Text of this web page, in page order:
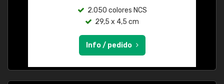
2.050 colores NCS
29,5 x 4,5 cm
Info / pedido